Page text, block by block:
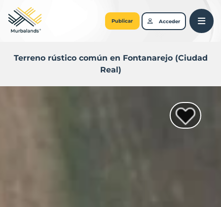
Publicar Acceder
Terreno rústico común en Fontanarejo (Ciudad
Real)